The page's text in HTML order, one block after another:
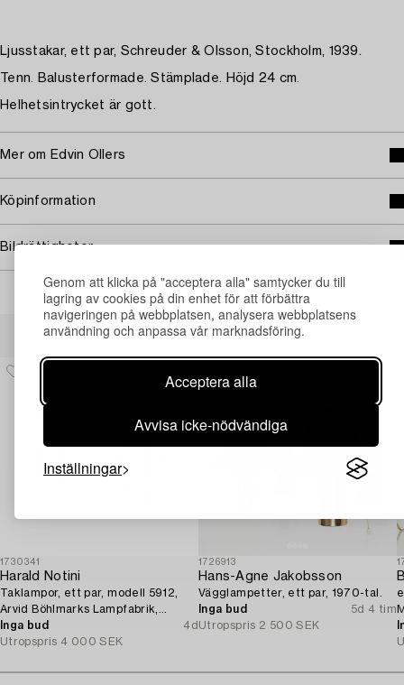
Genom att klicka på "acceptera alla" samtycker du till
lagring av cookies på din enhet för att förbättra
navigeringen på webbplatsen, analysera webbplatsens
användning och anpassa vår marknadsföring.
Acceptera alla
Avvisa icke-nödvändiga
Inställningar
Ljusstakar, ett par, Schreuder & Olsson, Stockholm, 1939.
Tenn. Balusterformade. Stämplade. Höjd 24 cm.
Helhetsintrycket är gott.
Mer om Edvin Ollers
Köpinformation
Bildrättigheter
Andra har även tittat på
1730341
Harald Notini
Taklampor, ett par, modell 5912,
Arvid Böhlmarks Lampfabrik,
Stockholm, 1920-tal.
Inga bud
4d
Utropspris 4 000 SEK
1726913
Hans-Agne Jakobsson
Vägglampetter, ett par, 1970-tal.
Inga bud
5d 4 tim
Utropspris 2 500 SEK